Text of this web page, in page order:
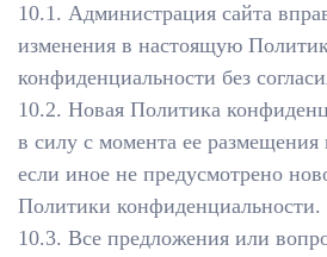
10.1. Администрация сайта
изменения в настоящую
конфиденциальности без
10.2. Новая Политика
в силу с момента ее размещения
если иное не предусмотрено
Политики конфиденциальности.
10.3. Все предложения или